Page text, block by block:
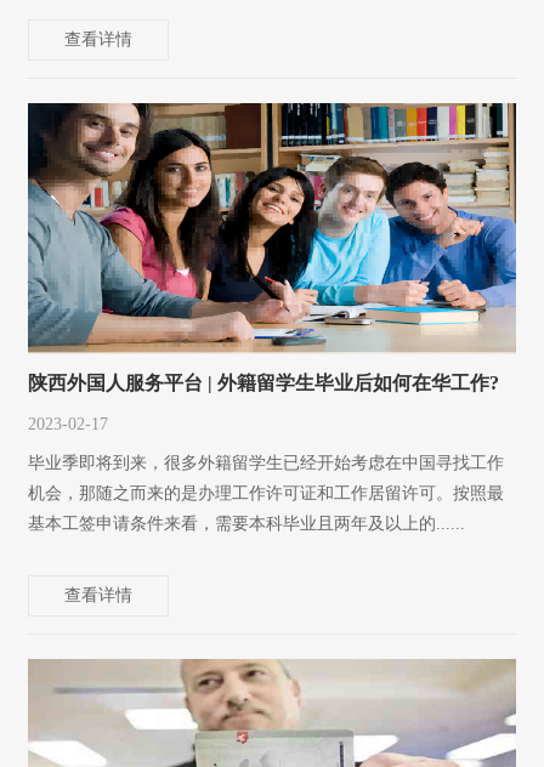
查看详情
陕西外国人服务平台 | 外籍留学生毕业后如何在华工作?
2023-02-17
毕业季即将到来，很多外籍留学生已经开始考虑在中国寻找工作
机会，那随之而来的是办理工作许可证和工作居留许可。按照最
基本工签申请条件来看，需要本科毕业且两年及以上的......
查看详情